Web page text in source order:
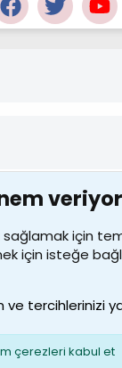
S
sağlamak için
için isteğe
tercihlerinizi
çerezleri kabul et